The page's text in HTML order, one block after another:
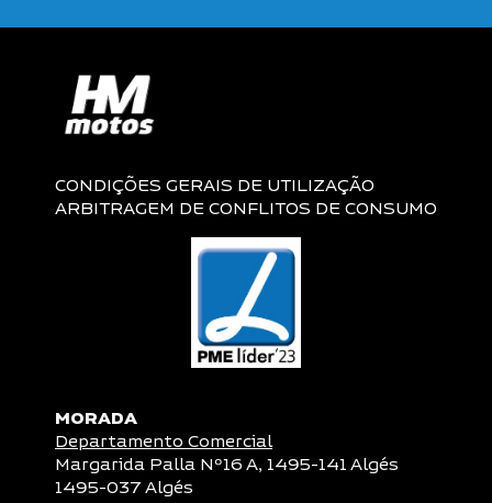
CONDIÇÕES GERAIS DE UTILIZAÇÃO
ARBITRAGEM DE CONFLITOS DE CONSUMO
MORADA
Departamento Comercial
Margarida Palla Nº16 A, 1495-141 Algés
1495-037 Algés